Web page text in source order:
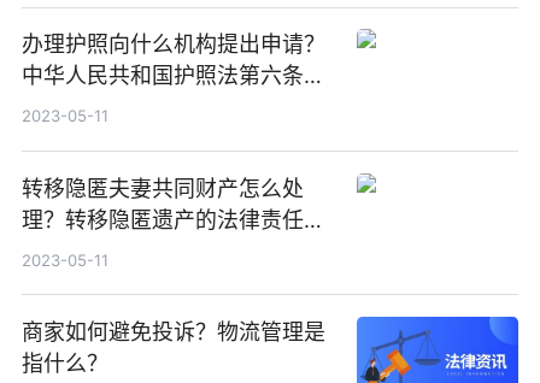
办理护照向什么机构提出申请？
中华人民共和国护照法第六条内
容
2023-05-11
转移隐匿夫妻共同财产怎么处
理？转移隐匿遗产的法律责任有
哪些？
2023-05-11
商家如何避免投诉？物流管理是
指什么？